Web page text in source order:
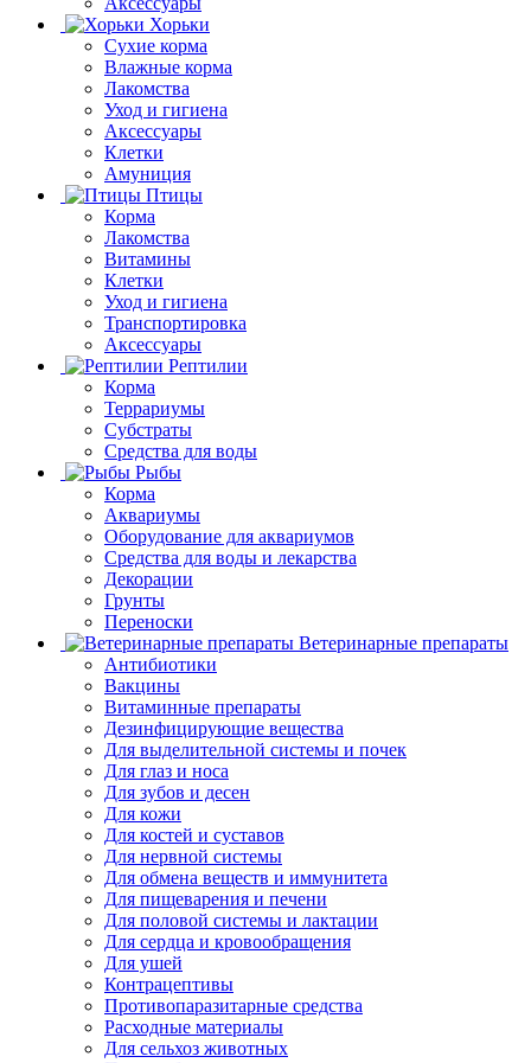
Хорьки
Сухие корма
Влажные корма
Лакомства
Уход и гигиена
Аксессуары
Клетки
Амуниция
Птицы
Корма
Лакомства
Витамины
Клетки
Уход и гигиена
Транспортировка
Аксессуары
Рептилии
Корма
Террариумы
Субстраты
Средства для воды
Рыбы
Корма
Аквариумы
Оборудование для аквариумов
Средства для воды и лекарства
Декорации
Грунты
Переноски
Ветеринарные препараты
Антибиотики
Вакцины
Витаминные препараты
Дезинфицирующие вещества
Для выделительной системы и почек
Для глаз и носа
Для зубов и десен
Для кожи
Для костей и суставов
Для нервной системы
Для обмена веществ и иммунитета
Для пищеварения и печени
Для половой системы и лактации
Для сердца и кровообращения
Для ушей
Контрацептивы
Противопаразитарные средства
Расходные материалы
Для сельхоз животных